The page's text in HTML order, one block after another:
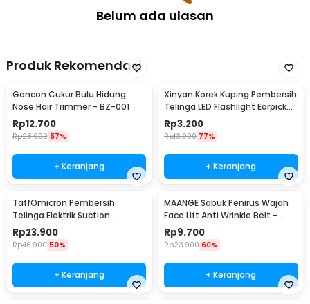
Belum ada ulasan
Produk Rekomendasi
Goncon Cukur Bulu Hidung
Nose Hair Trimmer - BZ-001
Rp12.700
Rp28.900 57%
+ Keranjang
Xinyan Korek Kuping Pembersih
Telinga LED Flashlight Earpick
Clean - XY3188
Rp3.200
Rp13.900 77%
+ Keranjang
TaffOmicron Pembersih
Telinga Elektrik Suction
Vibration Waterproof - 842-1
Rp23.900
Rp46.900 50%
+ Keranjang
MAANGE Sabuk Penirus Wajah
Face Lift Anti Wrinkle Belt -
TZ18
Rp9.700
Rp23.900 60%
+ Keranjang